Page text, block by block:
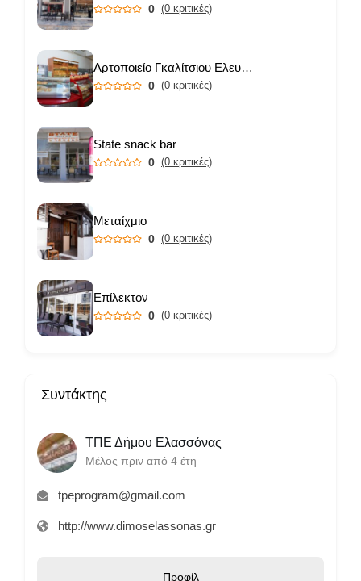
0 (0 κριτικές)
Αρτοποιείο Γκαλίτσιου Ελευθερία
0 (0 κριτικές)
State snack bar
0 (0 κριτικές)
Μεταίχμιο
0 (0 κριτικές)
Επίλεκτον
0 (0 κριτικές)
Συντάκτης
ΤΠΕ Δήμου Ελασσόνας
Μέλος πριν από 4 έτη
tpeprogram@gmail.com
http://www.dimoselassonas.gr
Προφίλ